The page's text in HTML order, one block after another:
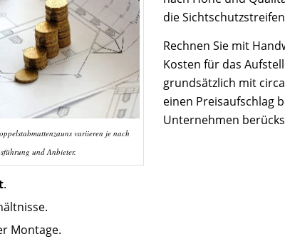
variieren je nach
und Anbieter.
die
Rechnen Sie mit
Kosten für das
grundsätzlich mit
einen Preisaufschlag
Unternehmen
.
Montage.